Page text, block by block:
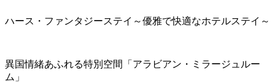
ハース・ファンタジーステイ～優雅で快適なホテルステイ～
異国情緒あふれる特別空間「アラビアン・ミラージュルー
ム」